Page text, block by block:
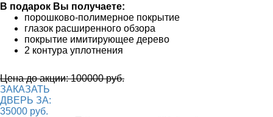
В подарок Вы получаете:
порошково-полимерное покрытие
глазок расширенного обзора
покрытие имитирующее дерево
2 контура уплотнения
Цена до акции: 100000 руб.
ЗАКАЗАТЬ
ДВЕРЬ ЗА:
35000 руб.